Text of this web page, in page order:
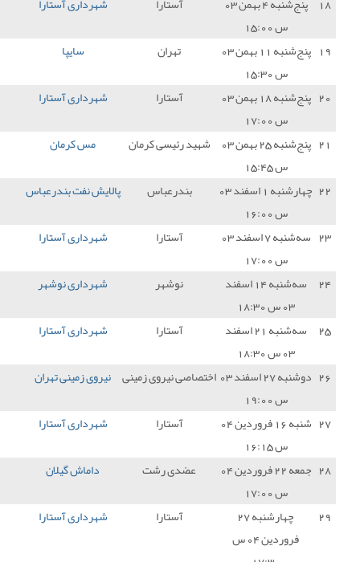
سایپا 1 - 1 شهرداری آستارا
شهرداری آستارا 0 - 0 صنعت نفت آبادان
کرمان مس کرمان 2 - 0 شهرداری آستارا
پالایش نفت بندرعباس 7 - 1 شهرداری آستارا
آستارا شهرداری آستارا 1 - 1 مس سونگون
نوشهر شهرداری نوشهر 2 - 0 شهرداری آستارا
آستارا شهرداری آستارا 1 - 4 مس شهربابک
نیروی زمینی نیروی زمینی تهران 2 - 0 شهرداری آستارا
آستارا شهرداری آستارا 0 - 1 فجر سپاسی
رشت داماش گیلان 3 - 0 شهرداری آستارا
شهرداری آستارا 0 - 2 بعثت کرمانشاه